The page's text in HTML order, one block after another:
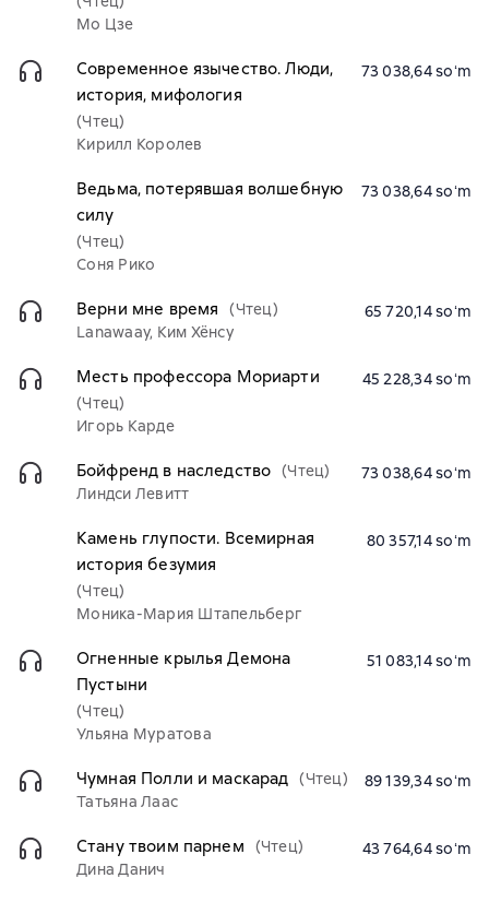
Мо Цзе
Современное язычество. Люди,
история, мифология
(Чтец)
Кирилл Королев
73 038,64 soʻm
Ведьма, потерявшая волшебную
силу
(Чтец)
Соня Рико
73 038,64 soʻm
Верни мне время
(Чтец)
Lanawaay, Ким Хёнсу
65 720,14 soʻm
Месть профессора Мориарти
(Чтец)
Игорь Карде
45 228,34 soʻm
Бойфренд в наследство (Чтец)
Линдси Левитт
73 038,64 soʻm
Камень глупости. Всемирная
история безумия
(Чтец)
Моника-Мария Штапельберг
80 357,14 soʻm
Огненные крылья Демона
Пустыни
(Чтец)
Ульяна Муратова
51 083,14 soʻm
Чумная Полли и маскарад (Чтец)
Татьяна Лаас
89 139,34 soʻm
Стану твоим парнем
(Чтец)
Дина Данич
43 764,64 soʻm